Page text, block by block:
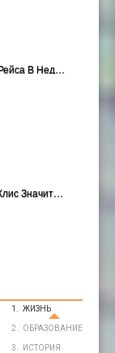
Из Лондона В Дубровник Выполняется 44 Рейса В Неде…
Значит…
ЖИЗНЬ
ОБРАЗОВАНИЕ
ИСТОРИЯ